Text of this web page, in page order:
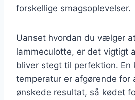
forskellige smagsoplevelser.
Uanset hvordan du vælger
lammeculotte, er det vigtigt
bliver stegt til perfektion. En
temperatur er afgørende for
ønskede resultat, så kødet